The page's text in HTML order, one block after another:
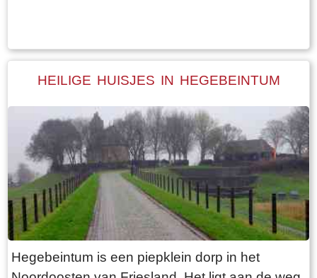
aub”. Het is de moeite waard om het park eens
heeft. Grote brokken zandsteen liggen her en
der verspreid door het park alsof er een enorme
explosie heeft plaatsgevonden. Niets is minder
waar. De laatste bewoner van Jongemastate
was Burgemeester van Slooten. Hij was
burgemeester van de gemeente
Rauwerderhem. Het voormalige gemeentehuis
staat een eindje verderop. Het is moeilijk voor te
stellen maar toen hij verhuisde heeft hij de state
HEILIGE HUISJES IN HEGEBEINTUM
Hegebeintum is een piepklein dorp in het